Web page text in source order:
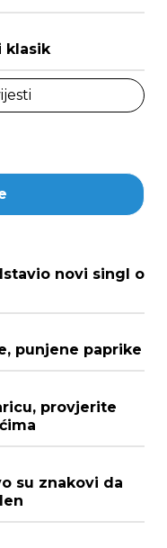
klasik
novi singl o
punjene paprike
provjerite
su znakovi da